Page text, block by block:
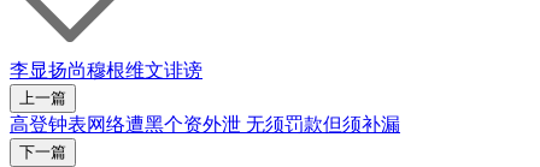
李显扬尚穆根维文诽谤
上一篇
高登钟表网络遭黑个资外泄 无须罚款但须补漏
下一篇